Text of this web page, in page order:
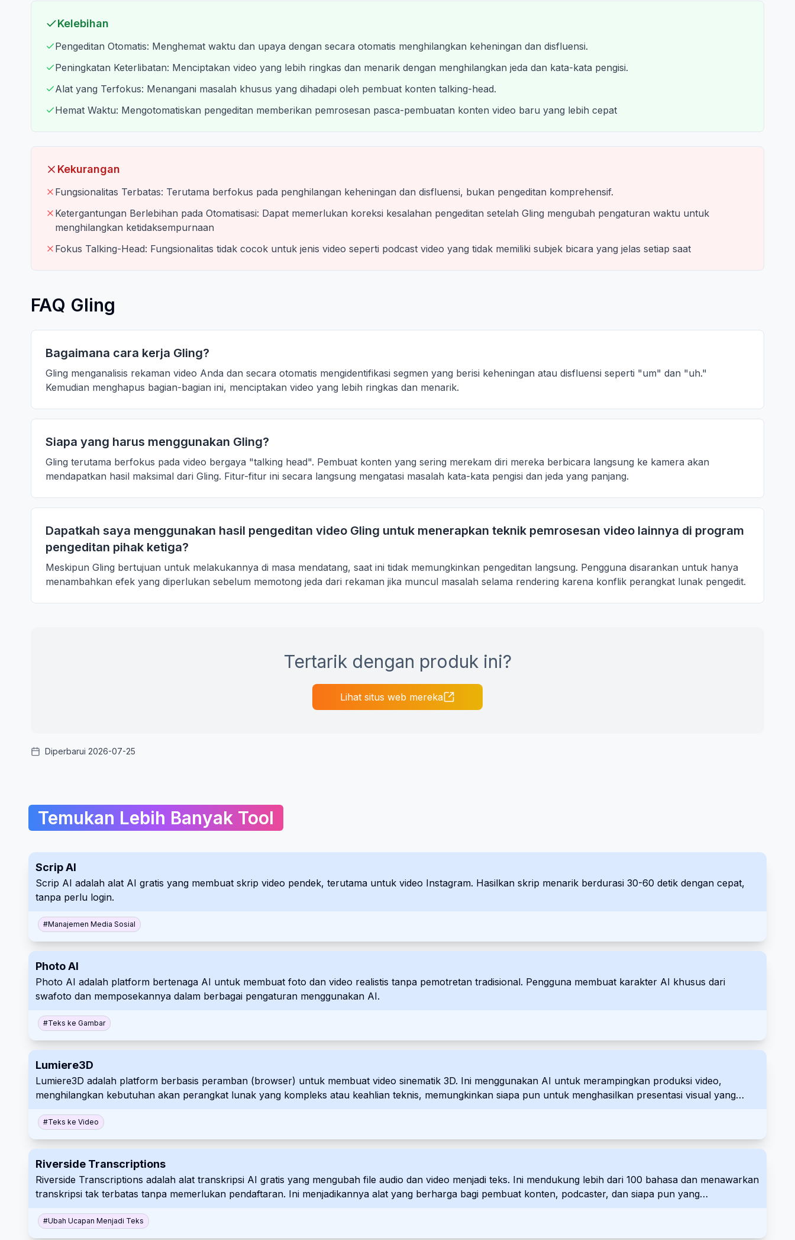
Kelebihan
Pengeditan Otomatis: Menghemat waktu dan upaya dengan secara otomatis menghilangkan keheningan dan disfluensi.
Peningkatan Keterlibatan: Menciptakan video yang lebih ringkas dan menarik dengan menghilangkan jeda dan kata-kata pengisi.
Alat yang Terfokus: Menangani masalah khusus yang dihadapi oleh pembuat konten talking-head.
Hemat Waktu: Mengotomatiskan pengeditan memberikan pemrosesan pasca-pembuatan konten video baru yang lebih cepat
Kekurangan
Fungsionalitas Terbatas: Terutama berfokus pada penghilangan keheningan dan disfluensi, bukan pengeditan komprehensif.
Ketergantungan Berlebihan pada Otomatisasi: Dapat memerlukan koreksi kesalahan pengeditan setelah Gling mengubah pengaturan waktu untuk
menghilangkan ketidaksempurnaan
Fokus Talking-Head: Fungsionalitas tidak cocok untuk jenis video seperti podcast video yang tidak memiliki subjek bicara yang jelas setiap saat
FAQ Gling
Bagaimana cara kerja Gling?
Gling menganalisis rekaman video Anda dan secara otomatis mengidentifikasi segmen yang berisi keheningan atau disfluensi seperti "um" dan "uh."
Kemudian menghapus bagian-bagian ini, menciptakan video yang lebih ringkas dan menarik.
Siapa yang harus menggunakan Gling?
Gling terutama berfokus pada video bergaya "talking head". Pembuat konten yang sering merekam diri mereka berbicara langsung ke kamera akan
mendapatkan hasil maksimal dari Gling. Fitur-fitur ini secara langsung mengatasi masalah kata-kata pengisi dan jeda yang panjang.
Dapatkah saya menggunakan hasil pengeditan video Gling untuk menerapkan teknik pemrosesan video lainnya di program
pengeditan pihak ketiga?
Meskipun Gling bertujuan untuk melakukannya di masa mendatang, saat ini tidak memungkinkan pengeditan langsung. Pengguna disarankan untuk hanya
menambahkan efek yang diperlukan sebelum memotong jeda dari rekaman jika muncul masalah selama rendering karena konflik perangkat lunak pengedit.
Tertarik dengan produk ini?
Lihat situs web mereka
Diperbarui 2026-07-25
Temukan Lebih Banyak Tool
Scrip AI
Scrip AI adalah alat AI gratis yang membuat skrip video pendek, terutama untuk video Instagram. Hasilkan skrip menarik berdurasi 30-60 detik dengan cepat,
tanpa perlu login.
#Manajemen Media Sosial
Photo AI
Photo AI adalah platform bertenaga AI untuk membuat foto dan video realistis tanpa pemotretan tradisional. Pengguna membuat karakter AI khusus dari
swafoto dan memposekannya dalam berbagai pengaturan menggunakan AI.
#Teks ke Gambar
Lumiere3D
Lumiere3D adalah platform berbasis peramban (browser) untuk membuat video sinematik 3D. Ini menggunakan AI untuk merampingkan produksi video,
menghilangkan kebutuhan akan perangkat lunak yang kompleks atau keahlian teknis, memungkinkan siapa pun untuk menghasilkan presentasi visual yang
digital.
#Teks ke Video
Riverside Transcriptions
Riverside Transcriptions adalah alat transkripsi AI gratis yang mengubah file audio dan video menjadi teks. Ini mendukung lebih dari 100 bahasa dan menawarkan
transkripsi tak terbatas tanpa memerlukan pendaftaran. Ini menjadikannya alat yang berharga bagi pembuat konten, podcaster, dan siapa pun yang
#Ubah Ucapan Menjadi Teks